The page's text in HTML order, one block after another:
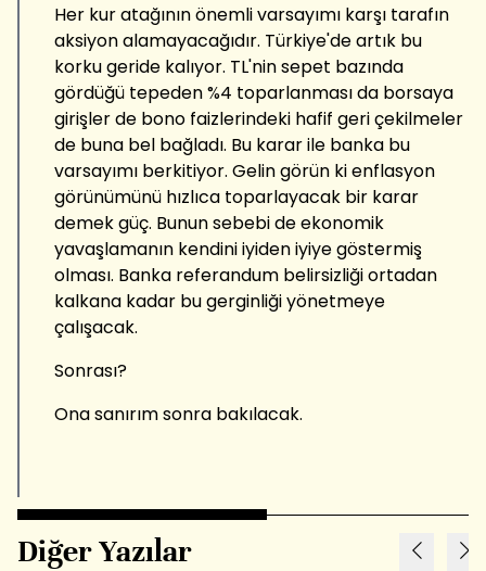
Her kur atağının önemli varsayımı karşı tarafın
aksiyon alamayacağıdır. Türkiye'de artık bu
korku geride kalıyor. TL'nin sepet bazında
gördüğü tepeden %4 toparlanması da borsaya
girişler de bono faizlerindeki hafif geri çekilmeler
de buna bel bağladı. Bu karar ile banka bu
varsayımı berkitiyor. Gelin görün ki enflasyon
görünümünü hızlıca toparlayacak bir karar
demek güç. Bunun sebebi de ekonomik
yavaşlamanın kendini iyiden iyiye göstermiş
olması. Banka referandum belirsizliği ortadan
kalkana kadar bu gerginliği yönetmeye
çalışacak.
Sonrası?
Ona sanırım sonra bakılacak.
Diğer Yazılar